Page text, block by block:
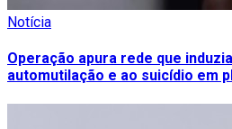
Notícia
Operação apura rede que
automutilação e ao suicídio em